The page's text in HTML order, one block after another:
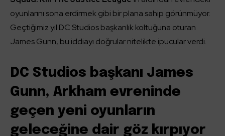
oyunlarını sona erdirmek gibi bir plana sahip görünmüyor.
Geçtiğimiz yıl DC Studios başkanlık koltuğuna oturan
James Gunn, bu iddiayı doğrular nitelikte ipucular verdi.
DC Studios başkanı James
Gunn, Arkham evreninde
geçen yeni oyunların
geleceğine dair göz kırpıyor